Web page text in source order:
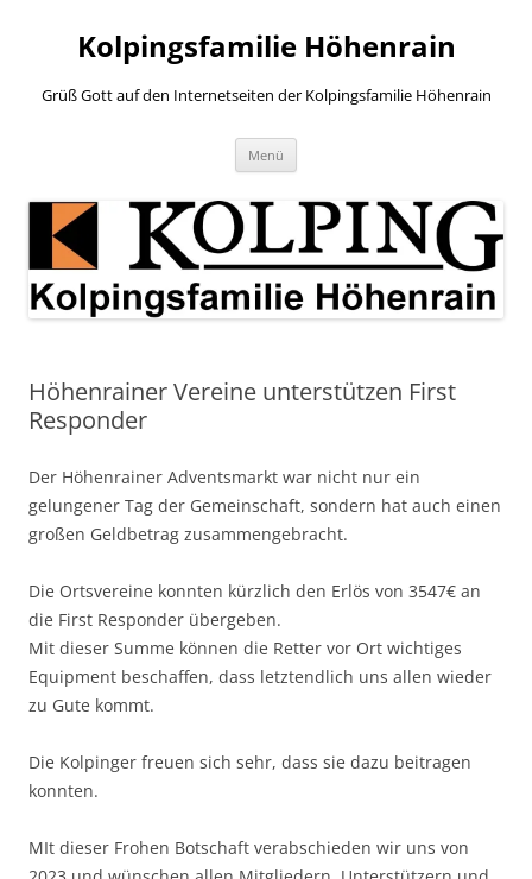
springenKolpingsfamilie Höhenrain
Grüß Gott auf den Internetseiten der Kolpingsfamilie Höhenrain
Menü
Höhenrainer Vereine unterstützen First
Responder
Der Höhenrainer Adventsmarkt war nicht nur ein
gelungener Tag der Gemeinschaft, sondern hat auch einen
großen Geldbetrag zusammengebracht.
Die Ortsvereine konnten kürzlich den Erlös von 3547€ an
die First Responder übergeben.
Mit dieser Summe können die Retter vor Ort wichtiges
Equipment beschaffen, dass letztendlich uns allen wieder
zu Gute kommt.
Die Kolpinger freuen sich sehr, dass sie dazu beitragen
konnten.
MIt dieser Frohen Botschaft verabschieden wir uns von